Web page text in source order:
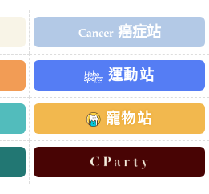
癌症站
運動站
寵物站